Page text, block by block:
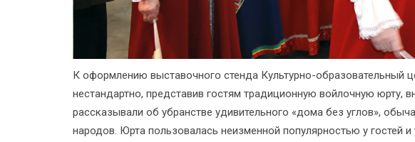
К оформлению выставочного стенда Культурно-
нестандартно, представив гостям традиционную войлочную юрту,
рассказывали об убранстве удивительного «дома без углов»,
народов. Юрта пользовалась неизменной популярностью у гостей